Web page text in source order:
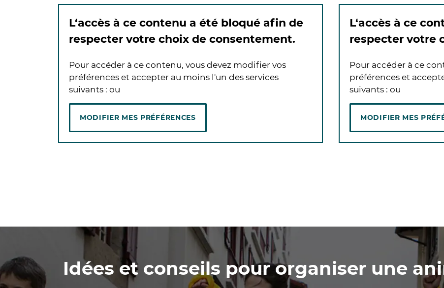
L‘accès à ce contenu a été bloqué afin de
respecter votre choix de consentement.
Pour accéder à ce contenu, vous devez modifier vos
préférences et accepter au moins l'un des services
suivants : ou
MODIFIER MES PRÉFÉRENCES
L‘accès à ce
respecter votre
Pour accéder à ce
préférences et
suivants : ou
MODIFIER MES
Idées et conseils pour organiser une